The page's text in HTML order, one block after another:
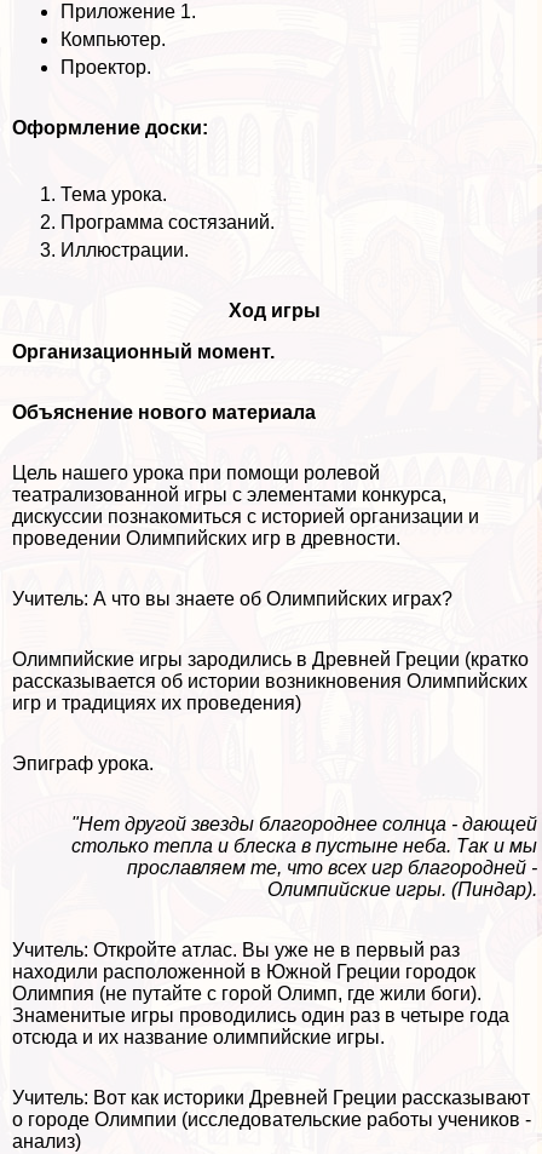
Приложение 1.
Компьютер.
Проектор.
Оформление доски:
Тема урока.
Программа состязаний.
Иллюстрации.
Ход игры
Организационный момент.
Объяснение нового материала
Цель нашего урока при помощи ролевой
театрализованной игры с элементами конкурса,
дискуссии познакомиться с историей организации и
проведении Олимпийских игр в древности.
Учитель: А что вы знаете об Олимпийских играх?
Олимпийские игры зародились в Древней Греции (кратко
рассказывается об истории возникновения Олимпийских
игр и традициях их проведения)
Эпиграф урока.
"Нет другой звезды благороднее солнца - дающей
столько тепла и блеска в пустыне неба. Так и мы
прославляем те, что всех игр благородней -
Олимпийские игры. (Пиндар).
Учитель: Откройте атлас. Вы уже не в первый раз
находили расположенной в Южной Греции городок
Олимпия (не путайте с горой Олимп, где жили боги).
Знаменитые игры проводились один раз в четыре года
отсюда и их название олимпийские игры.
Учитель: Вот как историки Древней Греции рассказывают
о городе Олимпии (исследовательские работы учеников -
анализ)